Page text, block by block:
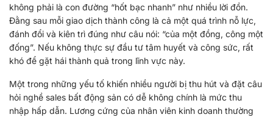
không phải là con đường “hốt bạc nhanh” như nhiều lời đồn.
Đằng sau mỗi giao dịch thành công là cả một quá trình nỗ lực,
đánh đổi và kiên trì đúng như câu nói: “của một đồng, công một
đống”. Nếu không thực sự đầu tư tâm huyết và công sức, rất
khó để gặt hái thành quả trong lĩnh vực này.
Một trong những yếu tố khiến nhiều người bị thu hút và đặt câu
hỏi nghề sales bất động sản có dễ không chính là mức thu
nhập hấp dẫn. Lương cứng của nhân viên kinh doanh thường